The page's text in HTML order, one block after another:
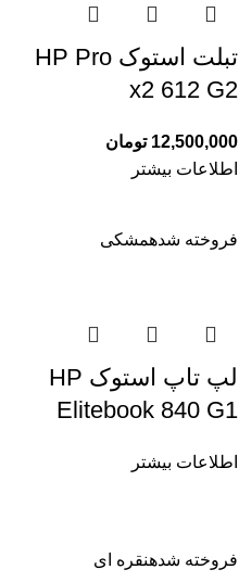
تبلت استوک HP Pro
x2 612 G2
12,500,000 تومان
اطلاعات بیشتر
فروخته شدهمشکی
لپ تاپ استوک HP
Elitebook 840 G1
اطلاعات بیشتر
فروخته شدهنقره ای